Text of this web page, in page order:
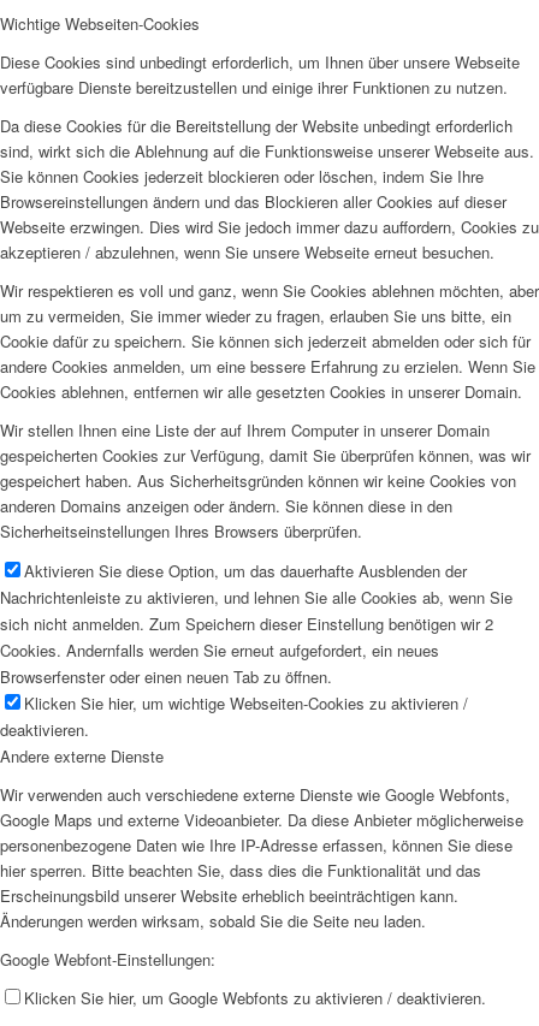
Wichtige Webseiten-Cookies
Diese Cookies sind unbedingt erforderlich, um Ihnen über unsere Webseite
verfügbare Dienste bereitzustellen und einige ihrer Funktionen zu nutzen.
Da diese Cookies für die Bereitstellung der Website unbedingt erforderlich
sind, wirkt sich die Ablehnung auf die Funktionsweise unserer Webseite aus.
Sie können Cookies jederzeit blockieren oder löschen, indem Sie Ihre
Browsereinstellungen ändern und das Blockieren aller Cookies auf dieser
Webseite erzwingen. Dies wird Sie jedoch immer dazu auffordern, Cookies zu
akzeptieren / abzulehnen, wenn Sie unsere Webseite erneut besuchen.
Wir respektieren es voll und ganz, wenn Sie Cookies ablehnen möchten, aber
um zu vermeiden, Sie immer wieder zu fragen, erlauben Sie uns bitte, ein
Cookie dafür zu speichern. Sie können sich jederzeit abmelden oder sich für
andere Cookies anmelden, um eine bessere Erfahrung zu erzielen. Wenn Sie
Cookies ablehnen, entfernen wir alle gesetzten Cookies in unserer Domain.
Wir stellen Ihnen eine Liste der auf Ihrem Computer in unserer Domain
gespeicherten Cookies zur Verfügung, damit Sie überprüfen können, was wir
gespeichert haben. Aus Sicherheitsgründen können wir keine Cookies von
anderen Domains anzeigen oder ändern. Sie können diese in den
Sicherheitseinstellungen Ihres Browsers überprüfen.
Aktivieren Sie diese Option, um das dauerhafte Ausblenden der
Nachrichtenleiste zu aktivieren, und lehnen Sie alle Cookies ab, wenn Sie
sich nicht anmelden. Zum Speichern dieser Einstellung benötigen wir 2
Cookies. Andernfalls werden Sie erneut aufgefordert, ein neues
Browserfenster oder einen neuen Tab zu öffnen.
Klicken Sie hier, um wichtige Webseiten-Cookies zu aktivieren /
deaktivieren.
Andere externe Dienste
Wir verwenden auch verschiedene externe Dienste wie Google Webfonts,
Google Maps und externe Videoanbieter. Da diese Anbieter möglicherweise
personenbezogene Daten wie Ihre IP-Adresse erfassen, können Sie diese
hier sperren. Bitte beachten Sie, dass dies die Funktionalität und das
Erscheinungsbild unserer Website erheblich beeinträchtigen kann.
Änderungen werden wirksam, sobald Sie die Seite neu laden.
Google Webfont-Einstellungen:
Klicken Sie hier, um Google Webfonts zu aktivieren / deaktivieren.